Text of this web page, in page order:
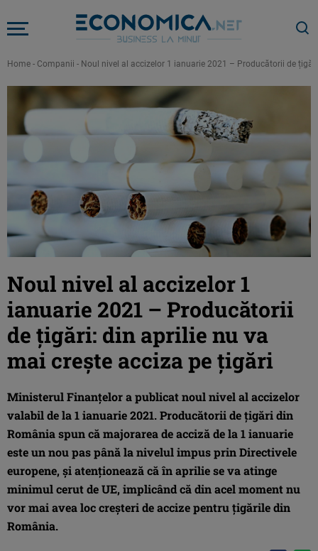
Home - Companii - Noul nivel al accizelor 1 ianuarie 2021 – Producătorii de
Noul nivel al accizelor 1
ianuarie 2021 – Producătorii
de țigări: din aprilie nu va
mai crește acciza pe țigări
Ministerul Finanțelor a publicat noul nivel al accizelor
valabil de la 1 ianuarie 2021. Producătorii de țigări din
România spun că majorarea de acciză de la 1 ianuarie
este un nou pas până la nivelul impus prin Directivele
europene, și atenționează că în aprilie se va atinge
minimul cerut de UE, implicând că din acel moment nu
vor mai avea loc creșteri de accize pentru țigările din
România.